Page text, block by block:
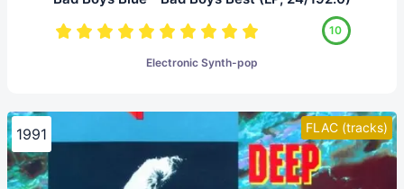
10
Electronic Synth-pop
FLAC (tracks)
1991